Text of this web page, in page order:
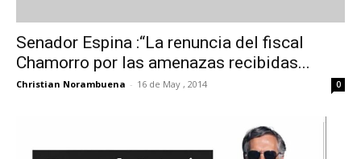
Senador Espina :“La renuncia del fiscal
Chamorro por las amenazas recibidas...
Christian Norambuena - 16 de May , 2014 0